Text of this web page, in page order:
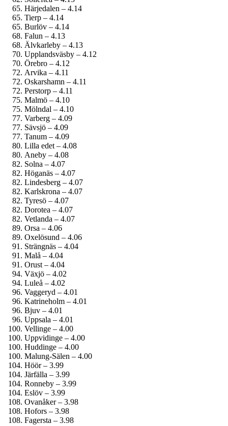
Härjedalen – 4.14
Tierp – 4.14
Burlöv – 4.14
Falun – 4.13
Älvkarleby – 4.13
Upplandsväsby – 4.12
Örebro – 4.12
Arvika – 4.11
Oskarshamn – 4.11
Perstorp – 4.11
Malmö – 4.10
Mölndal – 4.10
Varberg – 4.09
Sävsjö – 4.09
Tanum – 4.09
Lilla edet – 4.08
Aneby – 4.08
Solna – 4.07
Höganäs – 4.07
Lindesberg – 4.07
Karlskrona – 4.07
Tyresö – 4.07
Dorotea – 4.07
Vetlanda – 4.07
Orsa – 4.06
Oxelösund – 4.06
Strängnäs – 4.04
Malå – 4.04
Orust – 4.04
Växjö – 4.02
Luleå – 4.02
Vaggeryd – 4.01
Katrineholm – 4.01
Bjuv – 4.01
Uppsala – 4.01
Vellinge – 4.00
Uppvidinge – 4.00
Huddinge – 4.00
Malung-Sälen – 4.00
Höör – 3.99
Järfälla – 3.99
Ronneby – 3.99
Eslöv – 3.99
Ovanåker – 3.98
Hofors – 3.98
Fagersta – 3.98